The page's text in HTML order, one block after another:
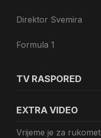
Direktor Svemira
Formula 1
TV RASPORED
EXTRA VIDEO
Vrijeme je za rukomet